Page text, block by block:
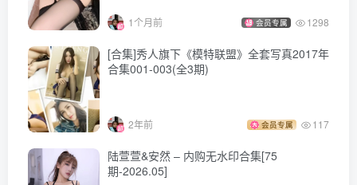
1个月前 会员专属 1298
[合集]秀人旗下《模特联盟》全套写真2017年
合集001-003(全3期)
2年前 会员专属 117
陆萱萱&安然 – 内购无水印合集[75
期-2026.05]